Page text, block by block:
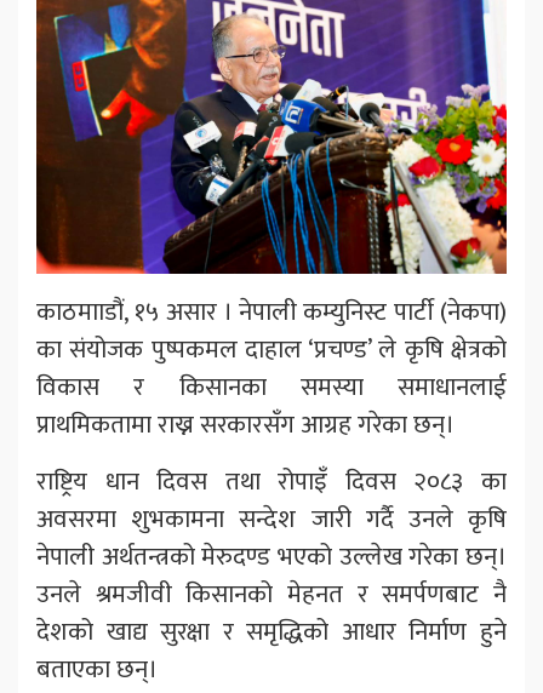
काठमााडौं, १५ असार । नेपाली कम्युनिस्ट पार्टी (नेकपा)
का संयोजक पुष्पकमल दाहाल ‘प्रचण्ड’ ले कृषि क्षेत्रको
विकास र किसानका समस्या समाधानलाई
प्राथमिकतामा राख्न सरकारसँग आग्रह गरेका छन्।
राष्ट्रिय धान दिवस तथा रोपाइँ दिवस २०८३ का
अवसरमा शुभकामना सन्देश जारी गर्दै उनले कृषि
नेपाली अर्थतन्त्रको मेरुदण्ड भएको उल्लेख गरेका छन्।
उनले श्रमजीवी किसानको मेहनत र समर्पणबाट नै
देशको खाद्य सुरक्षा र समृद्धिको आधार निर्माण हुने
बताएका छन्।